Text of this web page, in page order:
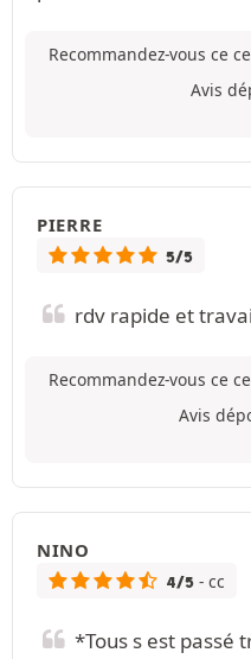
Recommandez-vous ce
Avis
PIERRE
5/5
rdv rapide et
Recommandez-vous ce
Avis
NINO
4/5 - cc
*Tous s est passé